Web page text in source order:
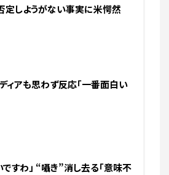
定しようがない事実に米愕然
アも思わず反応「一番面白い
すわ」 “囁き”消し去る「意味不